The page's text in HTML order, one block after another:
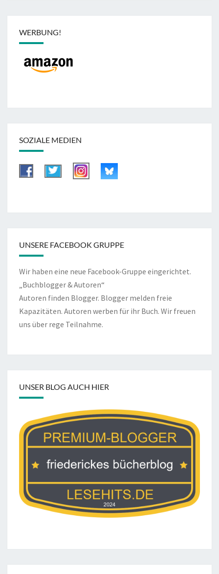
WERBUNG!
SOZIALE MEDIEN
UNSERE FACEBOOK GRUPPE
Wir haben eine neue Facebook-Gruppe eingerichtet.
„Buchblogger & Autoren“
Autoren finden Blogger. Blogger melden freie
Kapazitäten. Autoren werben für ihr Buch. Wir freuen
uns über rege Teilnahme.
UNSER BLOG AUCH HIER